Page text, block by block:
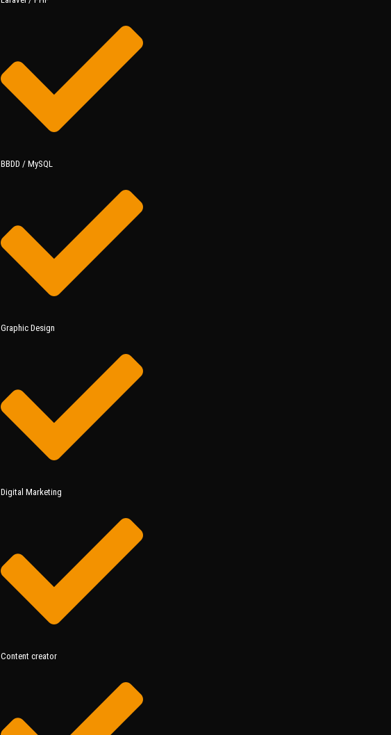
BBDD / MySQL
Graphic Design
Digital Marketing
Content creator